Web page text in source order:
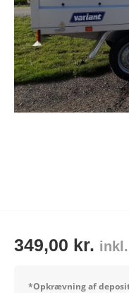
Tips og tricks
4.4 Google Reviews
4.7 Trustpilot
349,00 kr.
*Opkrævning af